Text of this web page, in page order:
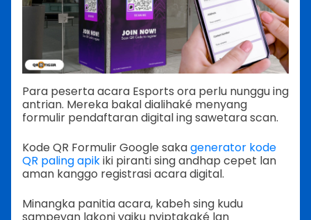
Para peserta acara Esports ora perlu nunggu ing
antrian. Mereka bakal dialihaké menyang
formulir pendaftaran digital ing sawetara scan.
Kode QR Formulir Google sakagenerator kode
QR paling apikiki piranti sing andhap cepet lan
aman kanggo registrasi acara digital.
Minangka panitia acara, kabeh sing kudu